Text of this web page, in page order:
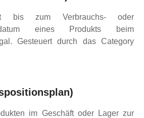
bis zum Verbrauchs- oder
eines Produkts beim
Gesteuert durch das Category
im Geschäft oder Lager zur